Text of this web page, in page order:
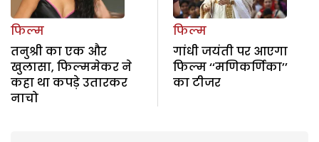
फिल्म
तनुश्री का एक और
खुलासा, फिल्ममेकर ने
कहा था कपड़े उतारकर
नाचो
फिल्म
गांधी जयंती पर आएगा
फिल्म ‘‘मणिकर्णिका’’
का टीजर